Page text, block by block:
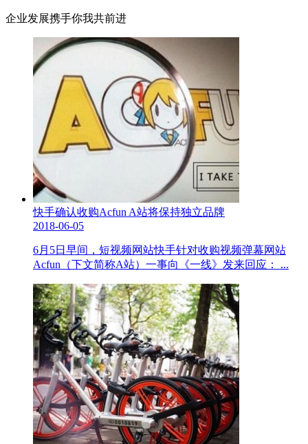
企业发展携手你我共前进
快手确认收购Acfun A站将保持独立品牌
2018-06-05
6月5日早间，短视频网站快手针对收购视频弹幕网站
Acfun（下文简称A站）一事向《一线》发来回应： ...